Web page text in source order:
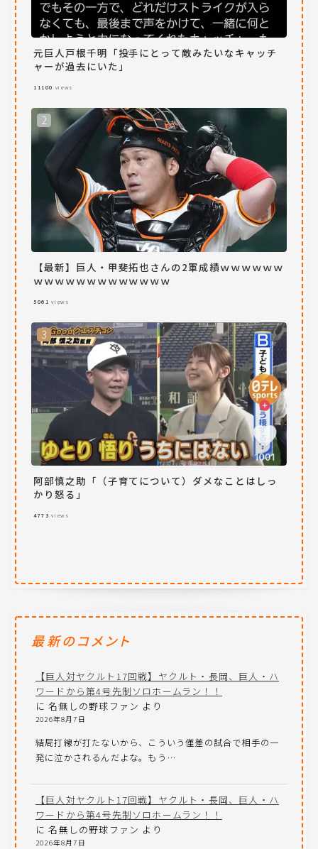
元巨人戸根千明「投手にとって敵みたいなキャッチ
ャーが過去にいた」
11100 views
【最新】巨人・甲斐拓也さんの2軍成績ｗｗｗｗｗｗ
ｗｗｗｗｗｗｗｗｗｗｗｗｗ
5061 views
阿部慎之助「（子育てについて）ダメなことはしっ
かり怒る」
4773 views
最新のコメント
【巨人対ヤクルト17回戦】ヤクルト・長岡、巨人・ハ
ワードから第4号先制ソロホームラン！！
に名無しの野球ファン より
2026年8月7日
結局打線が打たないから、こういう僅差の試合で相手の一
発に泣かされるんだよな。もう…
【巨人対ヤクルト17回戦】ヤクルト・長岡、巨人・ハ
ワードから第4号先制ソロホームラン！！
に名無しの野球ファン より
2026年8月7日